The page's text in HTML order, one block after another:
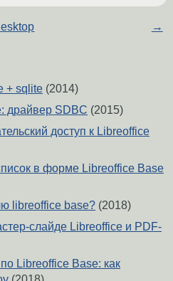
→
+ sqlite (2014)
драйвер SDBC (2015)
доступ к Libreoffice
в форме Libreoffice Base
libreoffice base? (2018)
слайде Libreoffice и PDF-
Libreoffice Base: как